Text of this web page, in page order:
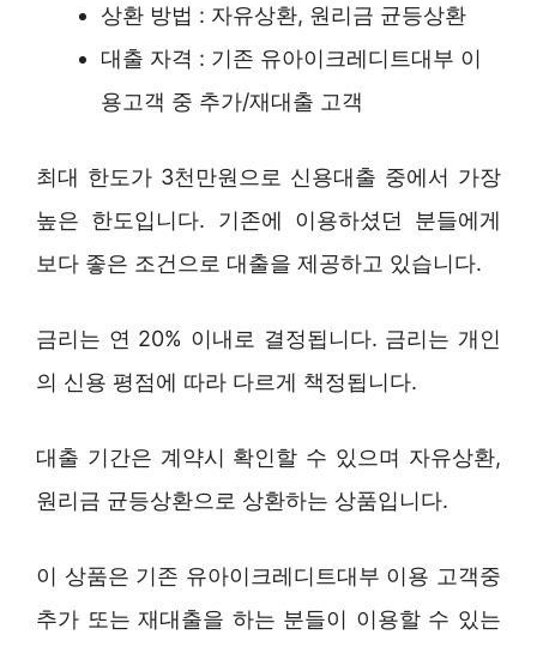
상환 방법 : 자유상환, 원리금 균등상환
대출 자격 : 기존 유아이크레디트대부 이
용고객 중 추가/재대출 고객
최대 한도가 3천만원으로 신용대출 중에서 가장
높은 한도입니다. 기존에 이용하셨던 분들에게
보다 좋은 조건으로 대출을 제공하고 있습니다.
금리는 연 20% 이내로 결정됩니다. 금리는 개인
의 신용 평점에 따라 다르게 책정됩니다.
대출 기간은 계약시 확인할 수 있으며 자유상환,
원리금 균등상환으로 상환하는 상품입니다.
이 상품은 기존 유아이크레디트대부 이용 고객중
추가 또는 재대출을 하는 분들이 이용할 수 있는